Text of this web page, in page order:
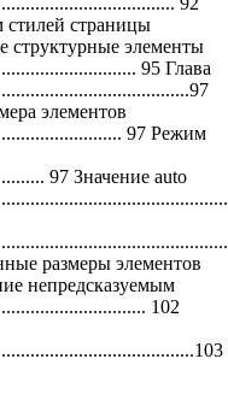
страницы
структурные элементы
95 Глава
элементов
97 Режим
97 Значение auto
размеры элементов
непредсказуемым
102